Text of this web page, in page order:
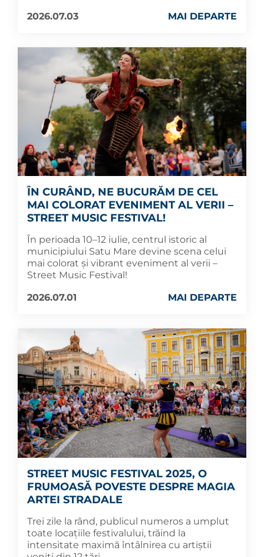
2026.07.03
MAI DEPARTE
ÎN CURÂND, NE BUCURĂM DE CEL
MAI COLORAT EVENIMENT AL VERII –
STREET MUSIC FESTIVAL!
În perioada 10–12 iulie, centrul istoric al
municipiului Satu Mare devine scena celui
mai colorat și vibrant eveniment al verii –
Street Music Festival!
2026.07.01
MAI DEPARTE
STREET MUSIC FESTIVAL 2025, O
FRUMOASĂ POVESTE DESPRE MAGIA
ARTEI STRADALE
Trei zile la rând, publicul numeros a umplut
toate locațiile festivalului, trăind la
intensitate maximă întâlnirea cu artiștii